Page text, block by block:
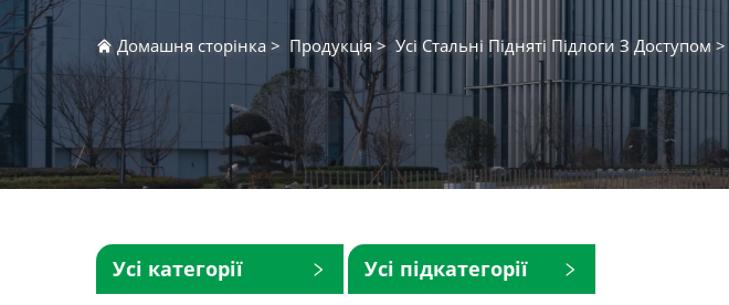
Домашня сторінка > Продукція>Усі Стальні Підняті Підлоги З Доступом >
Усі категорії Усі підкатегорії